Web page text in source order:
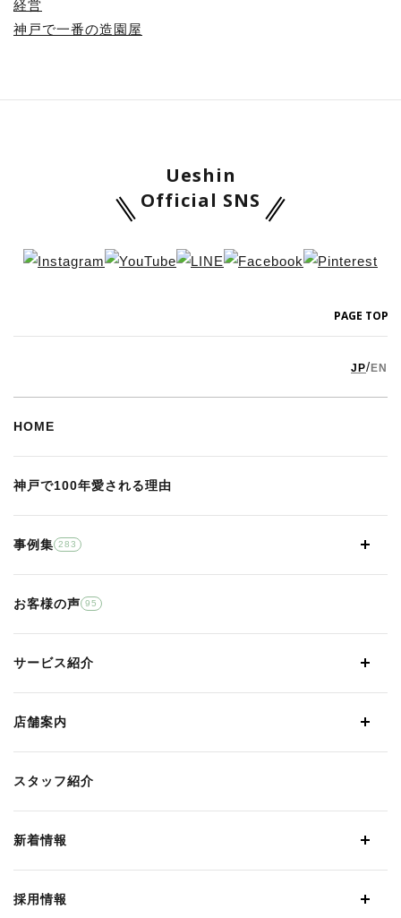
経営
神戸で一番の造園屋
Ueshin
Official SNS
PAGE TOP
JP/ EN
HOME
神戸で100年愛される理由
事例集 283
お客様の声 95
サービス紹介
店舗案内
スタッフ紹介
新着情報
採用情報